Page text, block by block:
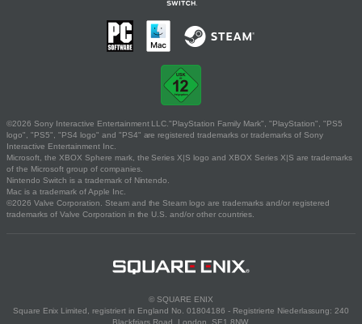
©2026 Sony Interactive Entertainment LLC."PlayStation Family Mark", "PlayStation", "PS5
logo", "PS5", "PS4 logo" and "PS4" are registered trademarks or trademarks of Sony
Interactive Entertainment Inc.
Microsoft, the XBOX Sphere mark, the Series X|S logo and XBOX Series X|S are trademarks
of the Microsoft group of companies.
Nintendo Switch is a trademark of Nintendo.
Mac is a trademark of Apple Inc.
©2026 Valve Corporation. Steam and the Steam logo are trademarks and/or registered
trademarks of Valve Corporation in the U.S. and/or other countries.
© SQUARE ENIX
Square Enix Limited, registriert in England No. 01804186 - Registrierte Niederlassung: 240
Blackfriars Road, London, SE1 8NW.